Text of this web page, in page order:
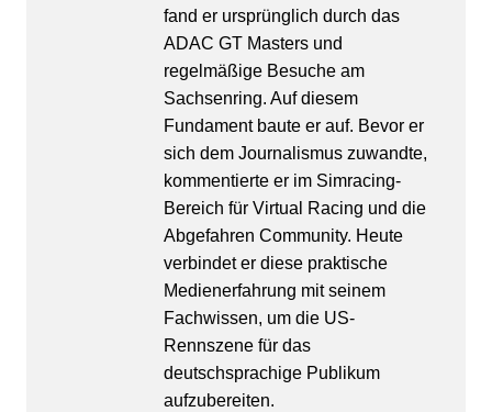
fand er ursprünglich durch das
ADAC GT Masters und
regelmäßige Besuche am
Sachsenring. Auf diesem
Fundament baute er auf. Bevor er
sich dem Journalismus zuwandte,
kommentierte er im Simracing-
Bereich für Virtual Racing und die
Abgefahren Community. Heute
verbindet er diese praktische
Medienerfahrung mit seinem
Fachwissen, um die US-
Rennszene für das
deutschsprachige Publikum
aufzubereiten.